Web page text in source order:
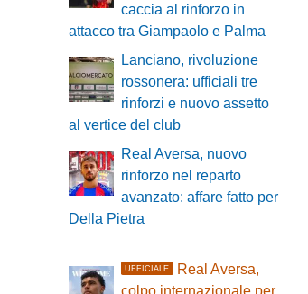
caccia al rinforzo in
attacco tra Giampaolo e Palma
Lanciano, rivoluzione
rossonera: ufficiali tre
rinforzi e nuovo assetto
al vertice del club
Real Aversa, nuovo
rinforzo nel reparto
avanzato: affare fatto per
Della Pietra
UFFICIALE
Real Aversa,